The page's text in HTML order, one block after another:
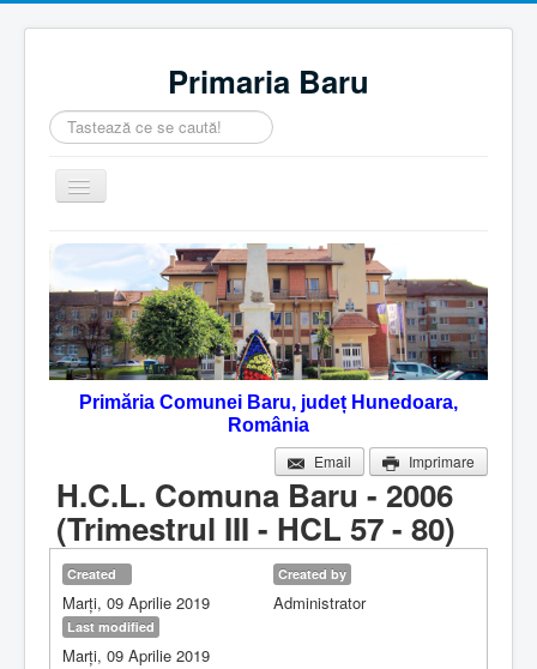
Primaria Baru
Căutare
...
Comută
navigarea
Home
Despre noi
Noutăţi
Contact
Servicii Online
Primăria Comunei Baru, județ Hunedoara,
România
Email
Imprimare
H.C.L. Comuna Baru - 2006
(Trimestrul III - HCL 57 - 80)
Created
Marți, 09 Aprilie 2019
Created by
Administrator
Last modified
Marți, 09 Aprilie 2019